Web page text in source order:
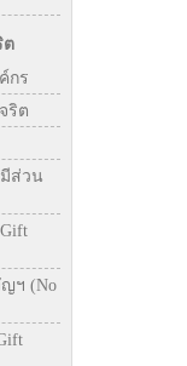
ต
กร
ริต
มีส่วน
ฯ (No